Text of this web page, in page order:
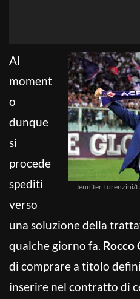
Jennifer Lorenzini/
Al
moment
o
dunque
si
procede
spediti
verso
una soluzione della
qualche giorno fa. Rocco
di comprare a titolo
inserire nel contratto di